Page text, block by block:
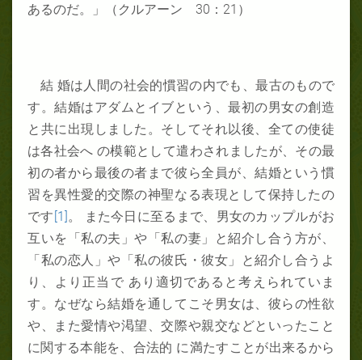
あるのだ。」（クルアーン 30 ： 21 ）
結 婚は人間の社会的慣習の内でも、最古のもので
す。結婚はアダムとイブという、最初の男女の創造
と共に出現しました。そしてそれ以後、全ての使徒
は各社会へ の模範として遣わされましたが、その最
初の者から最後の者まで彼ら全員が、結婚という慣
習を異性愛的交際の神聖なる表現として保持したの
です [1] 。 また今日に至るまで、男女のカップルがお
互いを「私の夫」や「私の妻」と紹介し合う方が、
「私の恋人」や「私の彼氏・彼女」と紹介し合うよ
り、より正当で あり適切であると考えられていま
す。なぜなら結婚を通してこそ男女は、彼らの性欲
や、また愛情や渇望、交際や親交などといったこと
に関する本能を、合法的 に満たすことが出来るから